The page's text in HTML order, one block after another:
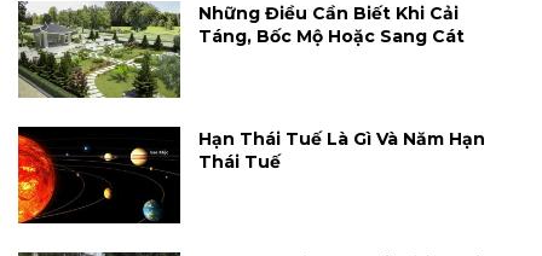
Những Điều Cần Biết Khi Cải
Táng, Bốc Mộ Hoặc Sang Cát
Hạn Thái Tuế Là Gì Và Năm Hạn
Thái Tuế